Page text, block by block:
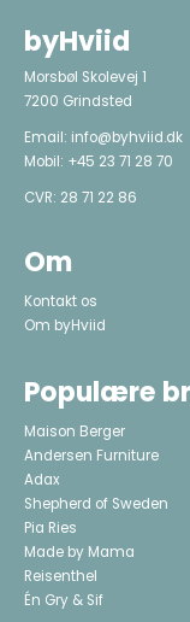
byHviid
Morsbøl Skolevej 1
7200 Grindsted
Email: info@byhviid.dk
Mobil: +45 23 71 28 70
CVR: 28 71 22 86
Om
Kontakt os
Om byHviid
Populære
Maison Berger
Andersen Furniture
Adax
Shepherd of Sweden
Pia Ries
Made by Mama
Reisenthel
Én Gry & Sif